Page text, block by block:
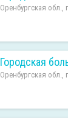
Оренбургская обл.,
Городская
Оренбургская обл.,